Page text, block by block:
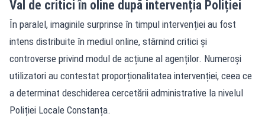
Val de critici în oline după intervenția Poliției
În paralel, imaginile surprinse în timpul intervenției au fost
intens distribuite în mediul online, stârnind critici și
controverse privind modul de acțiune al agenților. Numeroși
utilizatori au contestat proporționalitatea intervenției, ceea ce
a determinat deschiderea cercetării administrative la nivelul
Poliției Locale Constanța.